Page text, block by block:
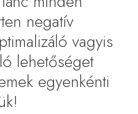
negatív
vagyis
lehetőséget
egyenkénti